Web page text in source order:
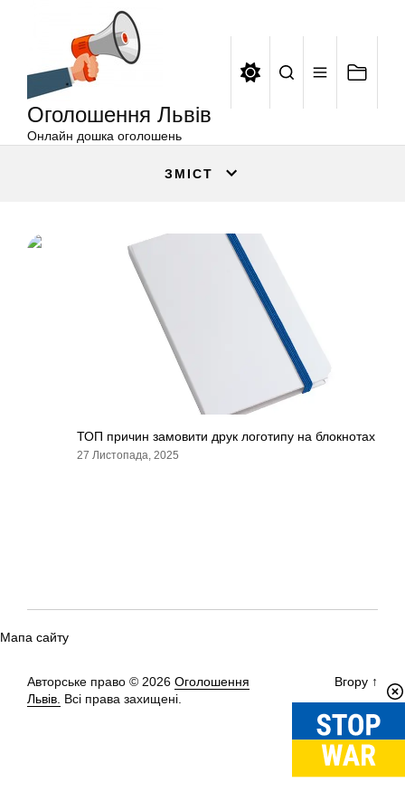
Оголошення Львів
Онлайн дошка оголошень
ЗМІСТ
ТОП причин замовити друк логотипу на блокнотах
27 Листопада, 2025
Мапа сайту
Авторське право © 2026 Оголошення
Львів. Всі права захищені.
Вгору ↑